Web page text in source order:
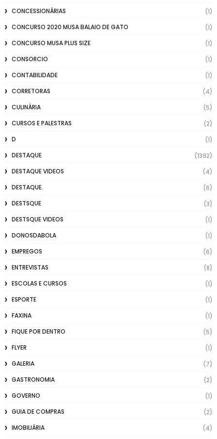
CONCESSIONÁRIAS
(1)
CONCURSO 2020 MUSA BALAIO DE GATO
(1)
CONCURSO MUSA PLUS SIZE
(1)
CONSORCIO
(1)
CONTABILIDADE
(1)
CORRETORAS
(4)
CULINÁRIA
(5)
CURSOS E PALESTRAS
(2)
D
(1)
DESTAQUE
(1392)
DESTAQUE VIDEOS
(4)
DESTAQUE.
(6)
DESTSQUE
(3)
DESTSQUE VIDEOS
(1)
DONOSDABOLA
(1)
EMPREGOS
(6)
ENTREVISTAS
(8)
ESCOLAS E CURSOS
(1)
ESPORTE
(1)
FAXINA
(1)
FIQUE POR DENTRO
(5)
FLYER
(1)
GALERIA
(7)
GASTRONOMIA
(2)
GOVERNO
(1)
GUIA DE COMPRAS
(2)
IMOBILIÁRIA
(4)